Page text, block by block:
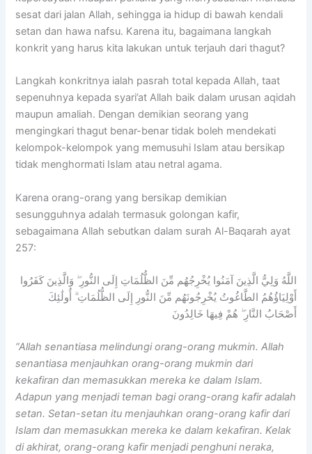
sesat dari jalan Allah, sehingga ia hidup di bawah kendali
setan dan hawa nafsu. Karena itu, bagaimana langkah
konkrit yang harus kita lakukan untuk terjauh dari thagut?
Langkah konkritnya ialah pasrah total kepada Allah, taat
sepenuhnya kepada syari’at Allah baik dalam urusan aqidah
maupun amaliah. Dengan demikian seorang yang
mengingkari thagut benar-benar tidak boleh mendekati
kelompok-kelompok yang memusuhi Islam atau bersikap
tidak menghormati Islam atau netral agama.
Karena orang-orang yang bersikap demikian
sesungguhnya adalah termasuk golongan kafir,
sebagaimana Allah sebutkan dalam surah Al-Baqarah ayat
257:
اللَّهُ وَلِيُّ الَّذِينَ آمَنُوا يُخْرِجُهُم مِّنَ الظُّلُمَاتِ إِلَى النُّورِ ۖ وَالَّذِينَ كَفَرُوا
أَوْلِيَاؤُهُمُ الطَّاغُوتُ يُخْرِجُونَهُم مِّنَ النُّورِ إِلَى الظُّلُمَاتِ ۗ أُولَٰئِكَ
أَصْحَابُ النَّارِ ۖ هُمْ فِيهَا خَالِدُونَ
“Allah senantiasa melindungi orang-orang mukmin. Allah
senantiasa menjauhkan orang-orang mukmin dari
kekafiran dan memasukkan mereka ke dalam Islam.
Adapun yang menjadi teman bagi orang-orang kafir adalah
setan. Setan-setan itu menjauhkan orang-orang kafir dari
Islam dan memasukkan mereka ke dalam kekafiran. Kelak
di akhirat, orang-orang kafir menjadi penghuni neraka,